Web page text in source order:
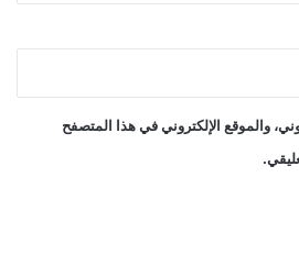
والموقع الإلكتروني في هذا المتصفح